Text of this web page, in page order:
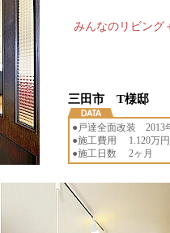
みんなのリビング
三田市 T様邸
●戸達全面改装 2013
●施工費用 1.120万円
●施工日数 2ヶ月